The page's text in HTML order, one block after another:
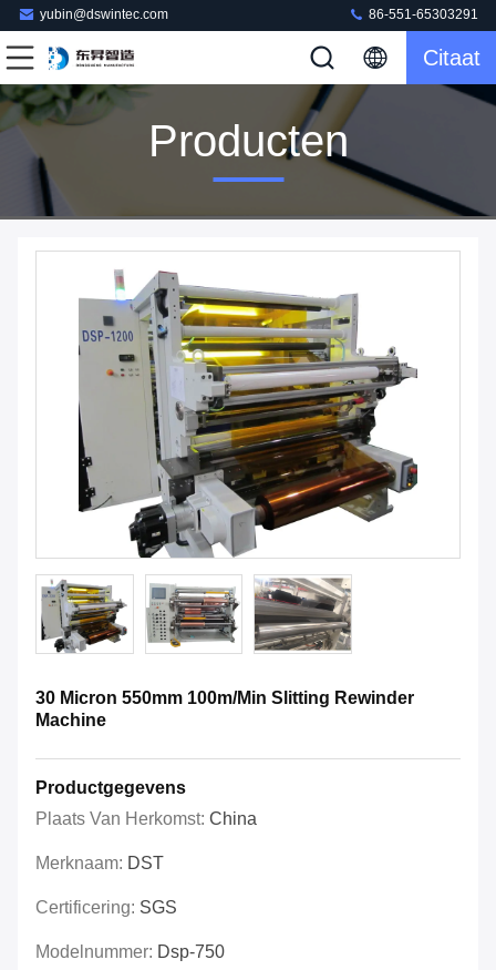
yubin@dswintec.com 86-551-65303291
Citaat
Producten
30 Micron 550mm 100m/Min Slitting Rewinder
Machine
Productgegevens
Plaats Van Herkomst: China
Merknaam: DST
Certificering: SGS
Modelnummer: Dsp-750